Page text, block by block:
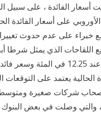
أسعار الفائدة ، على
خبراء على عدم حدوث
اللقاحات الذي يمثل شرطا
الحالية يعتمد على
أصحاب شركات صغيرة